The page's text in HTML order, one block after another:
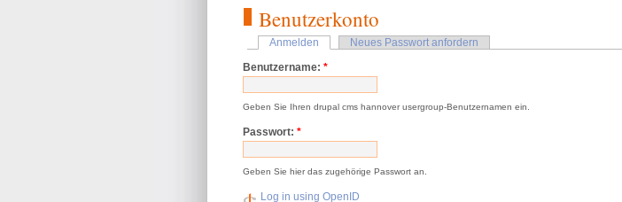
Benutzerkonto
Anmelden
Neues Passwort anfordern
Benutzername: *
Geben Sie Ihren drupal cms hannover usergroup-Benutzernamen ein.
Passwort: *
Geben Sie hier das zugehörige Passwort an.
Log in using OpenID